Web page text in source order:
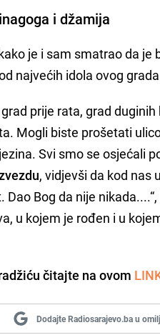
i džamija
je i sam smatrao da
najvećih idola ovog
prije rata, grad
Mogli biste prošetati
Svi smo se osjećali
, vidjevši da kod nas
Bog da nije
u kojem je rođen i u
čitajte na ovom
Dodajte Radiosarajevo.ba u